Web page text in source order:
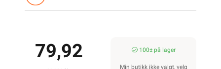
79,92 100± på lager
Min butikk ikke valgt, velg